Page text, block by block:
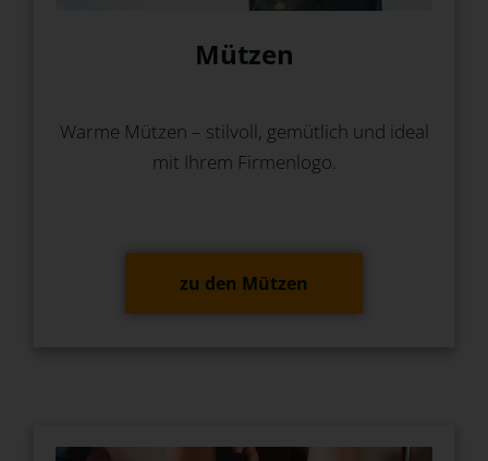
Mützen
Warme Mützen – stilvoll, gemütlich und ideal
mit Ihrem Firmenlogo.
zu den Mützen